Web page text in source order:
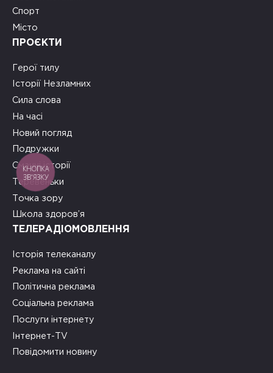
Спорт
Місто
ПРОЄКТИ
Герої тилу
Історії Незламних
Сила слова
На часі
Новий погляд
Подружки
Смачні історії
Теревеньки
Точка зору
Школа здоров’я
ТЕЛЕРАДІОМОВЛЕННЯ
Історія телеканалу
Реклама на сайті
Політична реклама
Соціальна реклама
Послуги інтернету
Інтернет-TV
Повідомити новину
КНОПКА
ЗВ'ЯЗКУ